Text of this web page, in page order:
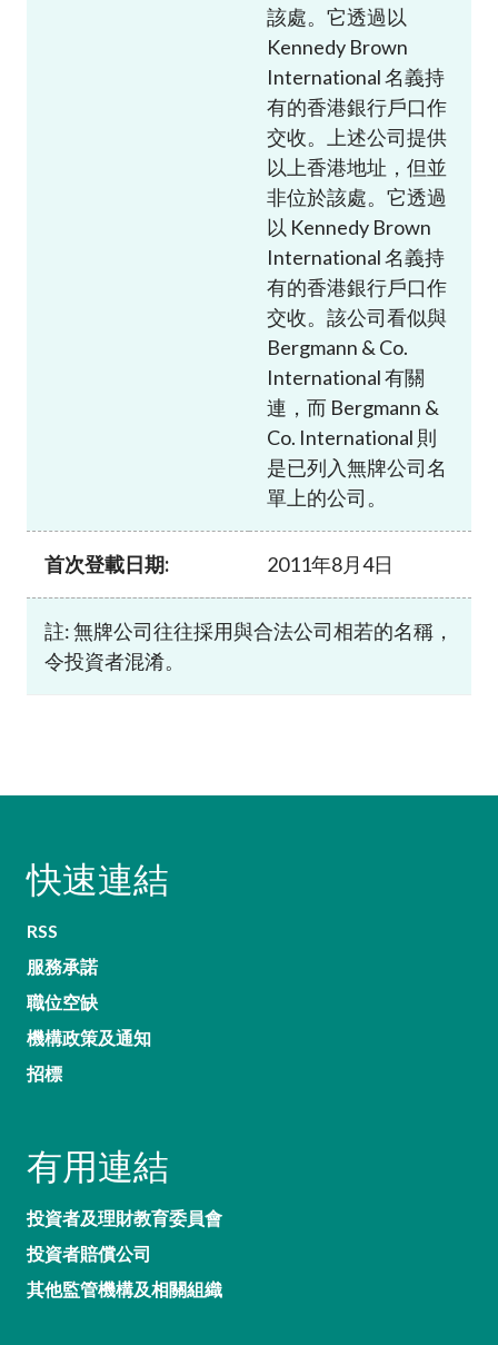
該處。它透過以
Kennedy Brown
International 名義持
有的香港銀行戶口作
交收。上述公司提供
以上香港地址，但並
非位於該處。它透過
以 Kennedy Brown
International 名義持
有的香港銀行戶口作
交收。該公司看似與
Bergmann & Co.
International 有關
連，而 Bergmann &
Co. International 則
是已列入無牌公司名
單上的公司。
首次登載日期: 2011年8月4日
註: 無牌公司往往採用與合法公司相若的名稱，
令投資者混淆。
快速連結
RSS
服務承諾
職位空缺
機構政策及通知
招標
有用連結
投資者及理財教育委員會
投資者賠償公司
其他監管機構及相關組織